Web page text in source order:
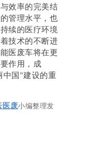
效率的完美结
管理水平，也
续的医疗环境
技术的不断进
医废车将在更
作用，成
中国"建设的重
医废小编整理发